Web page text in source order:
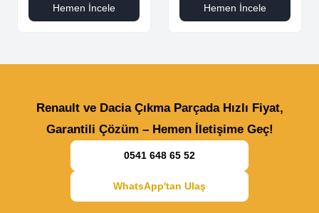
Hemen İncele Hemen İncele
Renault ve Dacia Çıkma Parçada Hızlı Fiyat,
Garantili Çözüm – Hemen İletişime Geç!
0541 648 65 52
WhatsApp'tan Ulaş